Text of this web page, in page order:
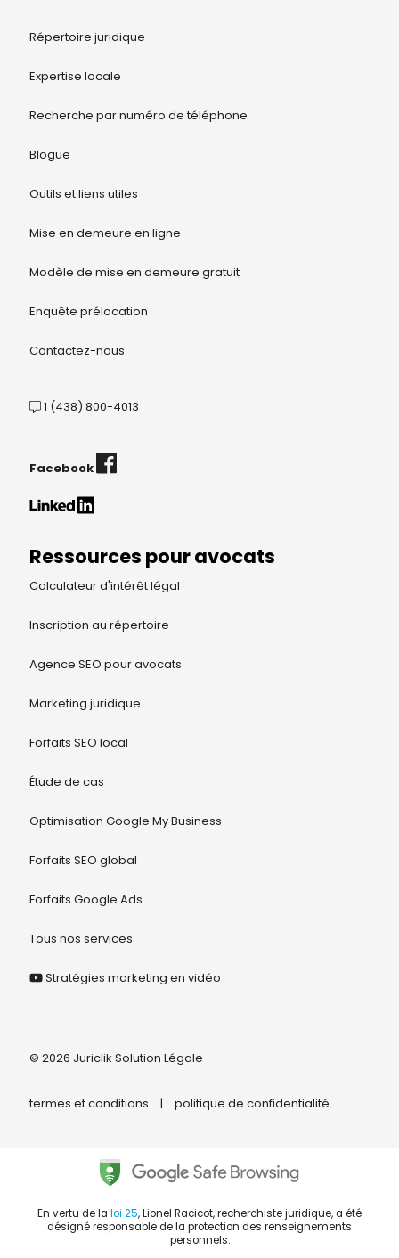
Répertoire juridique
Expertise locale
Recherche par numéro de téléphone
Blogue
Outils et liens utiles
Mise en demeure en ligne
Modèle de mise en demeure gratuit
Enquête prélocation
Contactez-nous
1 (438) 800-4013
Facebook
Ressources pour avocats
Calculateur d'intérêt légal
Inscription au répertoire
Agence SEO pour avocats
Marketing juridique
Forfaits SEO local
Étude de cas
Optimisation Google My Business
Forfaits SEO global
Forfaits Google Ads
Tous nos services
Stratégies marketing en vidéo
© 2026 Juriclik Solution Légale
termes et conditions | politique de confidentialité
En vertu de la loi 25, Lionel Racicot, recherchiste juridique, a été
désigné responsable de la protection des renseignements
personnels.